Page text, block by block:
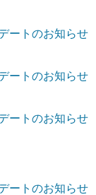
ートのお知らせ
ートのお知らせ
ートのお知らせ
ートのお知らせ